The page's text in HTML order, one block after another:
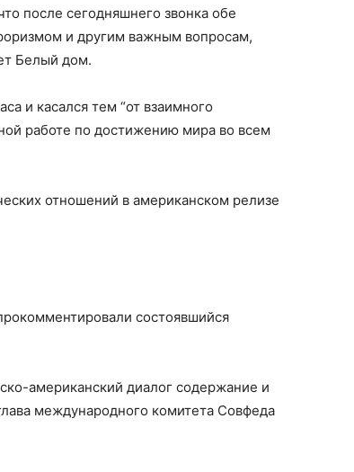
после сегодняшнего звонка обе
и другим важным вопросам,
Белый дом.
и касался тем “от взаимного
работе по достижению мира во всем
отношений в американском релизе
состоявшийся
американский диалог содержание и
международного комитета Совфеда